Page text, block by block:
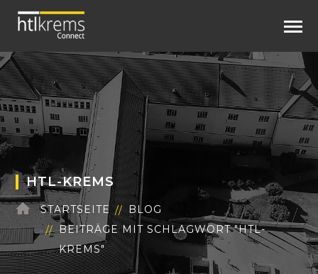
HTL-KREMS
STARTSEITE
BLOG
BEITRÄGE MIT SCHLAGWORT "HTL-
KREMS"